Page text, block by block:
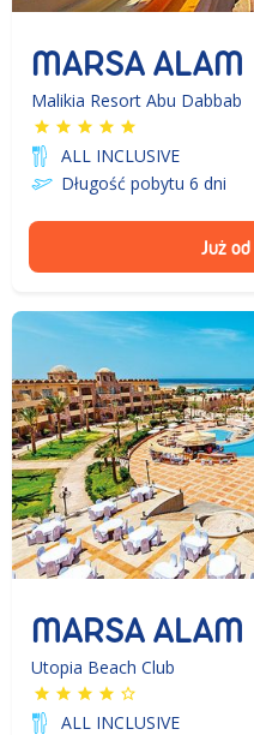
MARSA ALAM
Malikia Resort Abu Dabbab
ALL INCLUSIVE
Długość pobytu 6 dni
Już od
MARSA ALAM
Utopia Beach Club
ALL INCLUSIVE